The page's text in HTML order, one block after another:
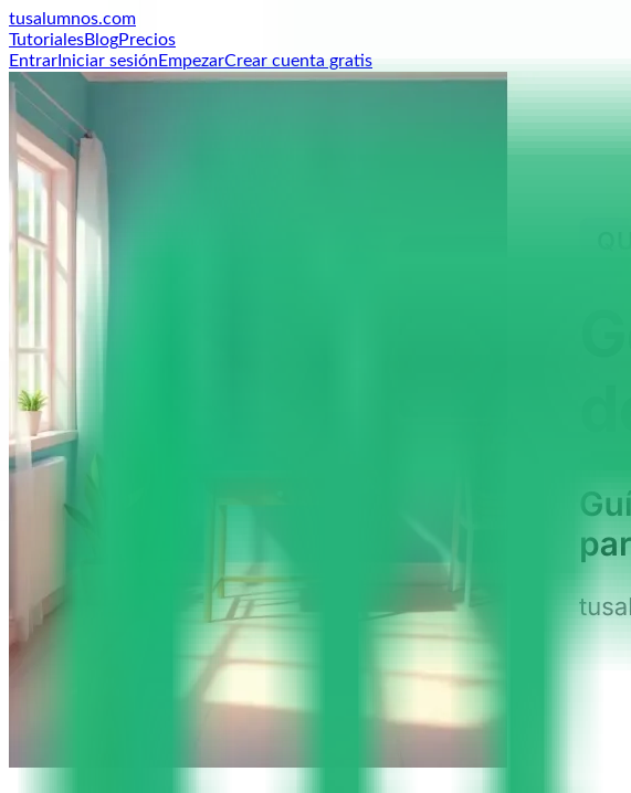
tusalumnos.com
TutorialesBlogPrecios
Entrar Iniciar sesión EmpezarCrear cuenta gratis